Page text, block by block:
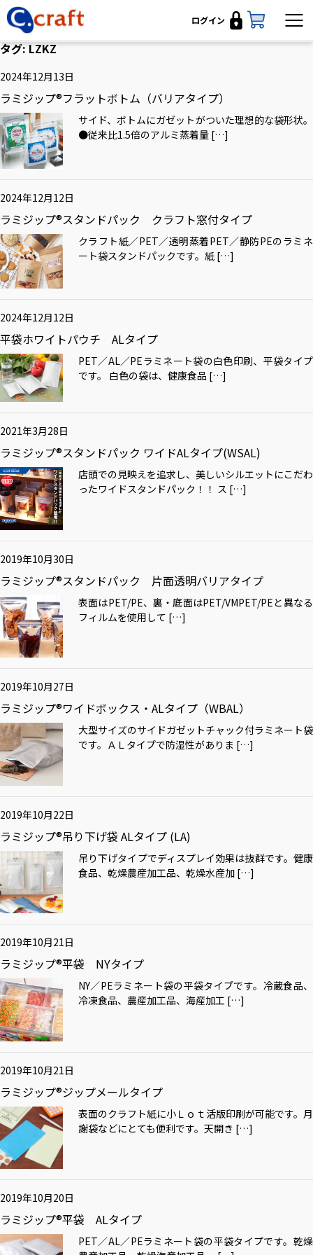
ログイン
タグ:LZKZ
2024年12月13日
ラミジップ®フラットボトム（バリアタイプ）
サイド、ボトムにガゼットがついた理想的な袋形状。
●従来比1.5倍のアルミ蒸着量 […]
2024年12月12日
ラミジップ®スタンドパック クラフト窓付タイプ
クラフト紙／PET／透明蒸着PET／静防PEのラミネ
ート袋スタンドパックです。紙 […]
2024年12月12日
平袋ホワイトパウチ ALタイプ
PET／AL／PEラミネート袋の白色印刷、平袋タイプ
です。 白色の袋は、健康食品 […]
2021年3月28日
ラミジップ®スタンドパック ワイドALタイプ(WSAL)
店頭での見映えを追求し、美しいシルエットにこだわ
ったワイドスタンドパック！！ ス […]
2019年10月30日
ラミジップ®スタンドパック 片面透明バリアタイプ
表面はPET/PE、裏・底面はPET/VMPET/PEと異なる
フィルムを使用して […]
2019年10月27日
ラミジップ®ワイドボックス・ALタイプ（WBAL）
大型サイズのサイドガゼットチャック付ラミネート袋
です。ＡＬタイプで防湿性がありま […]
2019年10月22日
ラミジップ®吊り下げ袋 ALタイプ (LA)
吊り下げタイプでディスプレイ効果は抜群です。健康
食品、乾燥農産加工品、乾燥水産加 […]
2019年10月21日
ラミジップ®平袋 NYタイプ
NY／PEラミネート袋の平袋タイプです。冷蔵食品、
冷凍食品、農産加工品、海産加工 […]
2019年10月21日
ラミジップ®ジップメールタイプ
表面のクラフト紙に小Ｌｏｔ活版印刷が可能です。月
謝袋などにとても便利です。天開き […]
2019年10月20日
ラミジップ®平袋 ALタイプ
PET／AL／PEラミネート袋の平袋タイプです。乾燥